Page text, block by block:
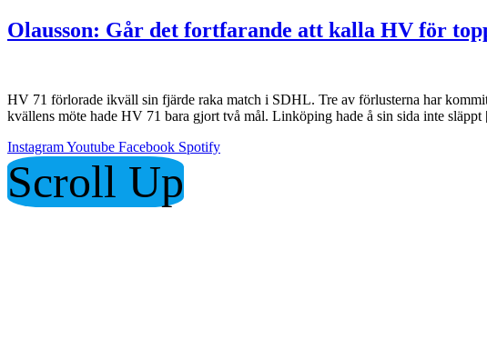
Olausson: Går det fortfarande att kalla HV för
HV 71 förlorade ikväll sin fjärde raka match i SDHL. Tre av förlusterna har
kvällens möte hade HV 71 bara gjort två mål. Linköping hade å sin sida inte
InstagramYoutube Facebook Spotify
Scroll Up